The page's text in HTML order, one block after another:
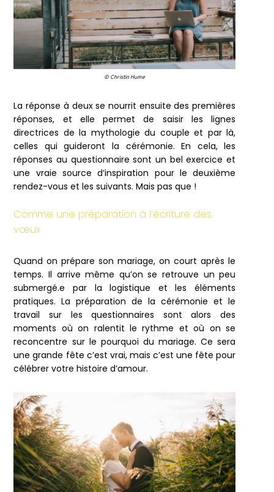
© Christin Hume
La réponse à deux se nourrit ensuite des premières
réponses, et elle permet de saisir les lignes
directrices de la mythologie du couple et par là,
celles qui guideront la cérémonie. En cela, les
réponses au questionnaire sont un bel exercice et
une vraie source d’inspiration pour le deuxième
rendez-vous et les suivants. Mais pas que !
Comme une préparation à l’écriture des
vœux
Quand on prépare son mariage, on court après le
temps. Il arrive même qu’on se retrouve un peu
submergé.e par la logistique et les éléments
pratiques. La préparation de la cérémonie et le
travail sur les questionnaires sont alors des
moments où on ralentit le rythme et où on se
reconcentre sur le pourquoi du mariage. Ce sera
une grande fête c’est vrai, mais c’est une fête pour
célébrer votre histoire d’amour.